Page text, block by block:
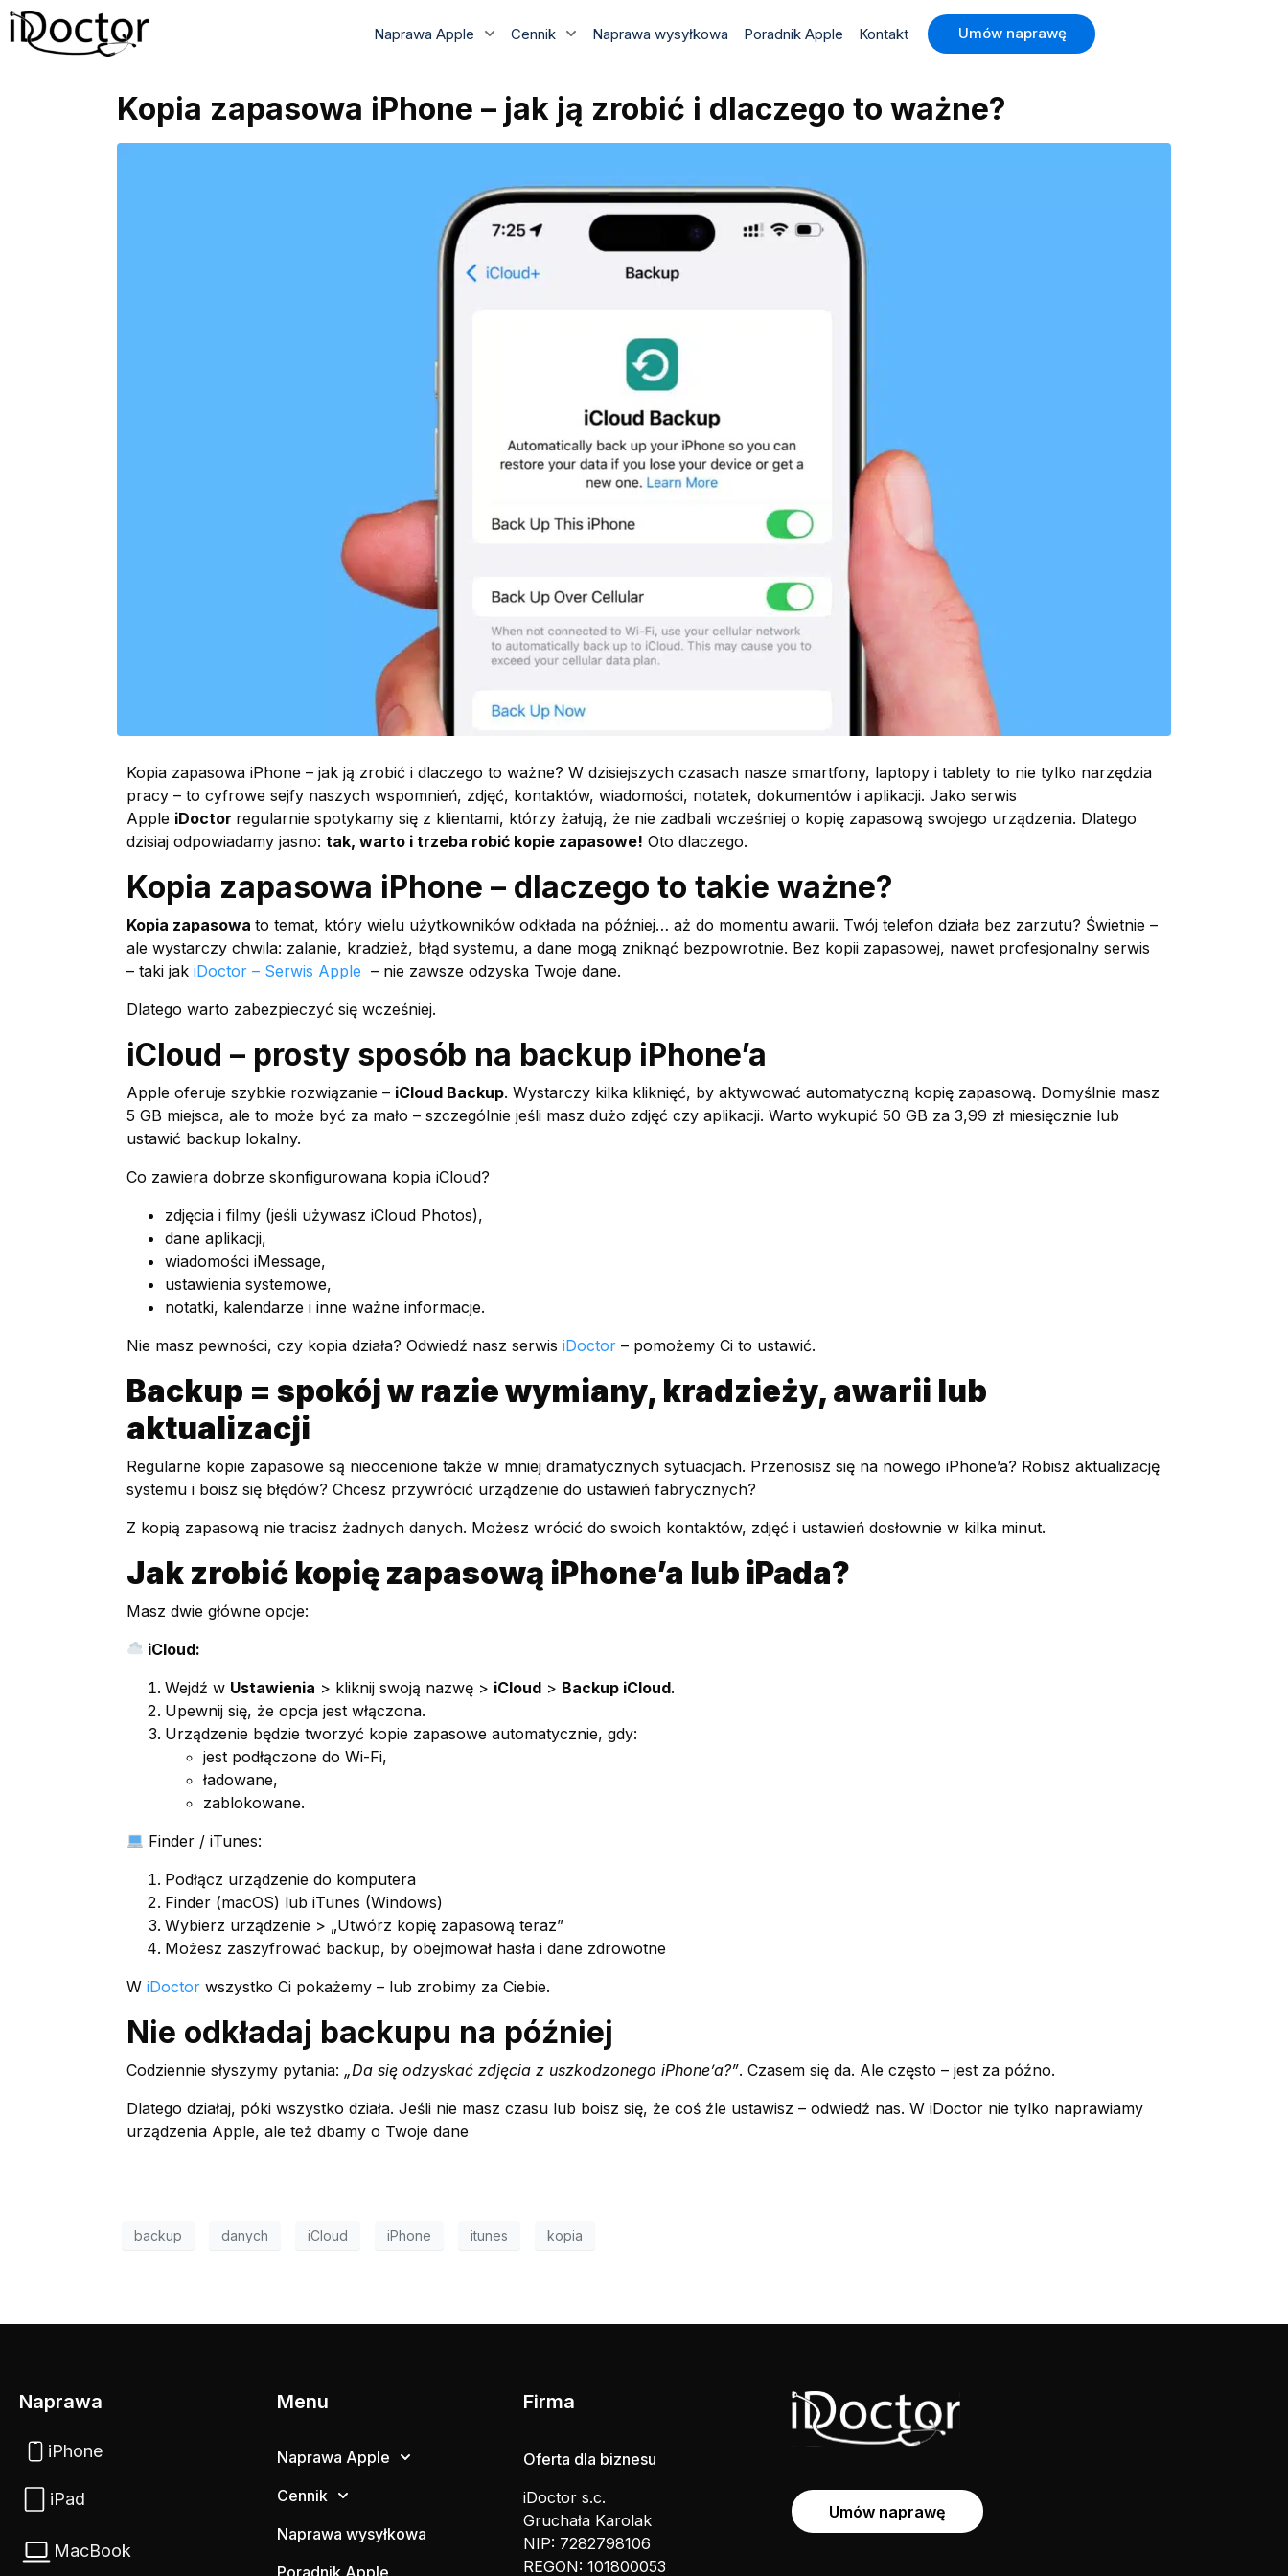
Naprawa Apple Cennik Naprawa wysyłkowa Poradnik Apple Kontakt Umów naprawę
Kopia zapasowa iPhone – jak ją zrobić i dlaczego to ważne?
Kopia zapasowa iPhone – jak ją zrobić i dlaczego to ważne? W dzisiejszych czasach nasze smartfony, laptopy i tablety to nie tylko narzędzia
pracy – to cyfrowe sejfy naszych wspomnień, zdjęć, kontaktów, wiadomości, notatek, dokumentów i aplikacji. Jako serwis
Apple iDoctor regularnie spotykamy się z klientami, którzy żałują, że nie zadbali wcześniej o kopię zapasową swojego urządzenia. Dlatego
dzisiaj odpowiadamy jasno: tak, warto i trzeba robić kopie zapasowe! Oto dlaczego.
Kopia zapasowa iPhone – dlaczego to takie ważne?
Kopia zapasowa to temat, który wielu użytkowników odkłada na później… aż do momentu awarii. Twój telefon działa bez zarzutu? Świetnie –
ale wystarczy chwila: zalanie, kradzież, błąd systemu, a dane mogą zniknąć bezpowrotnie. Bez kopii zapasowej, nawet profesjonalny serwis
– taki jak iDoctor – Serwis Apple – nie zawsze odzyska Twoje dane.
Dlatego warto zabezpieczyć się wcześniej.
iCloud – prosty sposób na backup iPhone’a
Apple oferuje szybkie rozwiązanie – iCloud Backup. Wystarczy kilka kliknięć, by aktywować automatyczną kopię zapasową. Domyślnie masz
5 GB miejsca, ale to może być za mało – szczególnie jeśli masz dużo zdjęć czy aplikacji. Warto wykupić 50 GB za 3,99 zł miesięcznie lub
ustawić backup lokalny.
Co zawiera dobrze skonfigurowana kopia iCloud?
zdjęcia i filmy (jeśli używasz iCloud Photos),
dane aplikacji,
wiadomości iMessage,
ustawienia systemowe,
notatki, kalendarze i inne ważne informacje.
Nie masz pewności, czy kopia działa? Odwiedź nasz serwis iDoctor – pomożemy Ci to ustawić.
Backup = spokój w razie wymiany, kradzieży, awarii lub
aktualizacji
Regularne kopie zapasowe są nieocenione także w mniej dramatycznych sytuacjach. Przenosisz się na nowego iPhone’a? Robisz aktualizację
systemu i boisz się błędów? Chcesz przywrócić urządzenie do ustawień fabrycznych?
Z kopią zapasową nie tracisz żadnych danych. Możesz wrócić do swoich kontaktów, zdjęć i ustawień dosłownie w kilka minut.
Jak zrobić kopię zapasową iPhone’a lub iPada?
Masz dwie główne opcje:
iCloud:
Wejdź w Ustawienia > kliknij swoją nazwę > iCloud > Backup iCloud.
Upewnij się, że opcja jest włączona.
Urządzenie będzie tworzyć kopie zapasowe automatycznie, gdy:
jest podłączone do Wi-Fi,
ładowane,
zablokowane.
Finder / iTunes:
Podłącz urządzenie do komputera
Finder (macOS) lub iTunes (Windows)
Wybierz urządzenie > „Utwórz kopię zapasową teraz”
Możesz zaszyfrować backup, by obejmował hasła i dane zdrowotne
W iDoctor wszystko Ci pokażemy – lub zrobimy za Ciebie.
Nie odkładaj backupu na później
Codziennie słyszymy pytania: „Da się odzyskać zdjęcia z uszkodzonego iPhone’a?”. Czasem się da. Ale często – jest za późno.
Dlatego działaj, póki wszystko działa. Jeśli nie masz czasu lub boisz się, że coś źle ustawisz – odwiedź nas. W iDoctor nie tylko naprawiamy
urządzenia Apple, ale też dbamy o Twoje dane
backup danych iCloud iPhone itunes kopia
Naprawa
iPhone
iPad
MacBook
Menu
Naprawa Apple
Cennik
Naprawa wysyłkowa
Poradnik Apple
Firma
Oferta dla biznesu
iDoctor s.c.
Gruchała Karolak
NIP: 7282798106
REGON: 101800053
Umów naprawę